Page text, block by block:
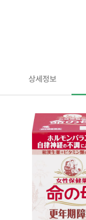
상세정보